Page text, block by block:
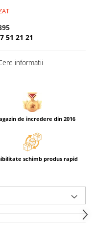
51 21 21
informatii
de incredere din 2016
schimb produs rapid